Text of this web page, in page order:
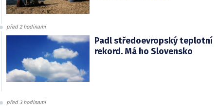
před 2 hodinami
Padl středoevropský teplotní
rekord. Má ho Slovensko
před 3 hodinami